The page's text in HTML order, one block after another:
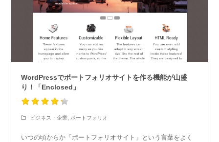
WordPressでポートフォリオサイトを作る機能が山盛
り！「Enclosed」
ビジネス・企業 ポートフォリオ
いつの頃からか「ポートフォリオサイト」という言葉をよく